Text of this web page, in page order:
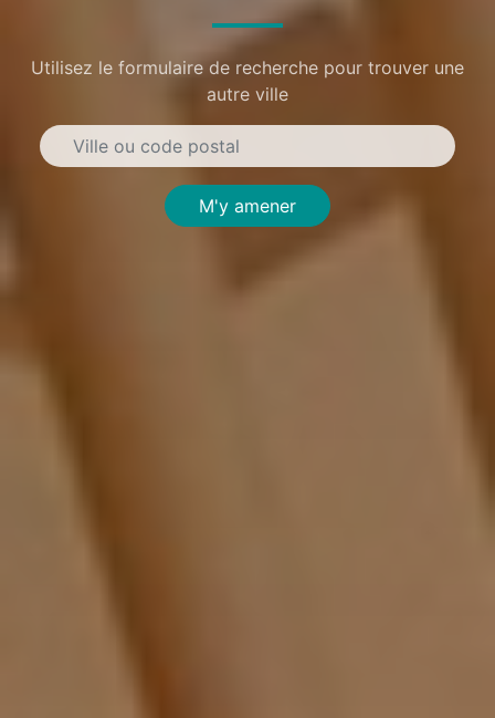
Utilisez le formulaire de recherche pour trouver une
autre ville
M'y amener